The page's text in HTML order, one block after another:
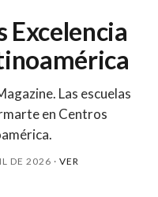
Excelencia
Las escuelas
en Centros
DE 2026 · VER